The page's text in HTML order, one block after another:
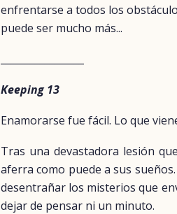
enfrentarse a todos los
puede ser mucho más...
Keeping 13
Enamorarse fue fácil. Lo que
Tras una devastadora lesión
aferra como puede a sus
desentrañar los misterios que
dejar de pensar ni un minuto.